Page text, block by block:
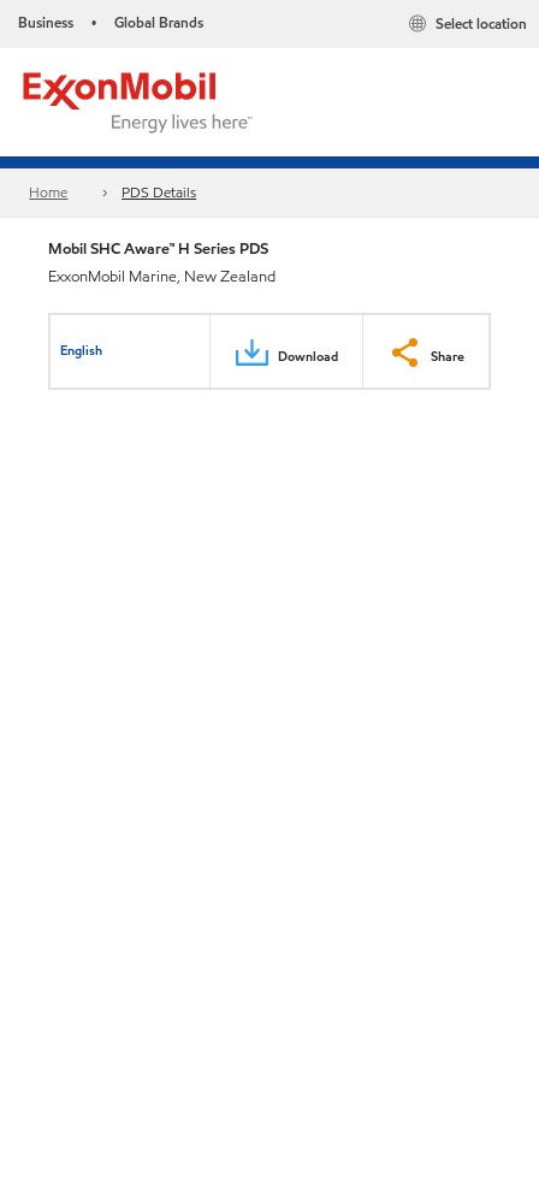
Business • Global Brands Select location
Home PDS Details
Mobil SHC Aware™ H Series PDS
ExxonMobil Marine, New Zealand
English Download Share